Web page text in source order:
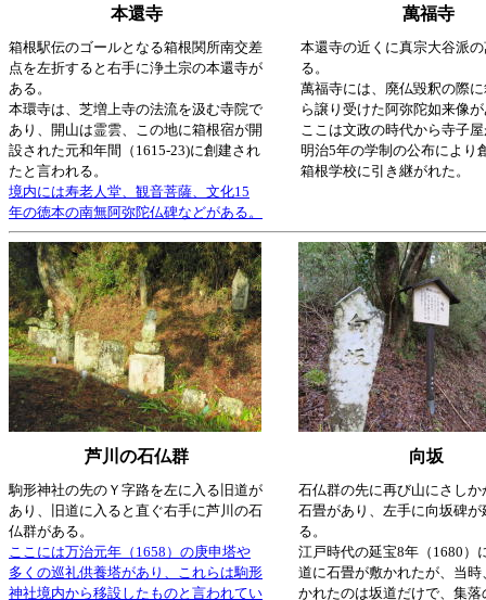
本還寺 萬福寺
箱根駅伝のゴールとなる箱根関所南交差
点を左折すると右手に浄土宗の本還寺が
ある。
本環寺は、芝増上寺の法流を汲む寺院で
あり、開山は霊雲、この地に箱根宿が開
設された元和年間（1615-23)に創建され
たと言われる。
境内には寿老人堂、観音菩薩、文化15
年の徳本の南無阿弥陀仏碑などがある。
本還寺の近くに真宗大谷派
る。
萬福寺には、廃仏毀釈の際
ら譲り受けた阿弥陀如来像
ここは文政の時代から寺子
明治5年の学制の公布により
箱根学校に引き継がれた。
芦川の石仏群 向坂
駒形神社の先のＹ字路を左に入る旧道が
あり、旧道に入ると直ぐ右手に芦川の石
仏群がある。
ここには万治元年（1658）の庚申塔や
多くの巡礼供養塔があり、これらは駒形
神社境内から移設したものと言われてい
石仏群の先に再び山にさしか
石畳があり、左手に向坂碑が
る。
江戸時代の延宝8年（1680）
道に石畳が敷かれたが、当時
かれたのは坂道だけで、集落